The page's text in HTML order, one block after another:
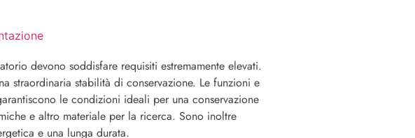
devono soddisfare requisiti estremamente elevati.
straordinaria stabilità di conservazione. Le funzioni e
le condizioni ideali per una conservazione
e altro materiale per la ricerca. Sono inoltre
e una lunga durata.